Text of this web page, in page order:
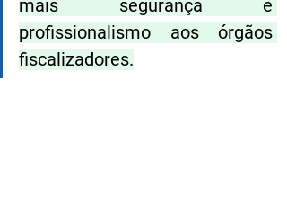
mais segurança e
profissionalismo aos órgãos
fiscalizadores.